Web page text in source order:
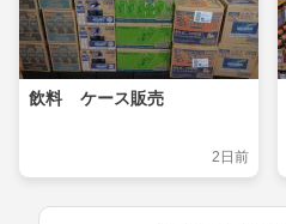
飲料 ケース販売
2日前